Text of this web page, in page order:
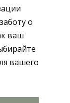
о
ваш
вашего